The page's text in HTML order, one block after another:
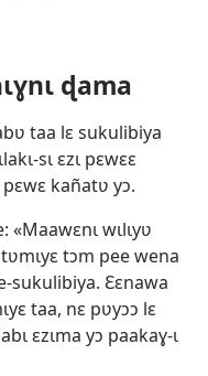
ɖama
taa lɛ sukulibiya
sɩ ɛzɩ pɛwɛɛ
kañatʋ yɔ.
«Maawɛnɩ wɩlɩyʋ
tɔm pee wena
sukulibiya. Ɛɛnawa
taa, nɛ pʋyɔɔ lɛ
ɛzɩma yɔ paakaɣ-ɩ